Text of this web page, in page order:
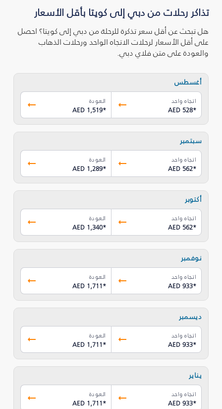
تذاكر رحلات من دبي إلى كويتا بأقل الأسعار
هل تبحث عن أقل سعر تذكرة للرحلة من دبي إلى كويتا؟ احصل
على أقل الأسعار لرحلات الاتجاه الواحد ورحلات الذهاب
والعودة على متن فلاي دبي.
أغسطس
اتجاه واحد
AED 528*
العودة
AED 1,519*
سبتمبر
اتجاه واحد
AED 562*
العودة
AED 1,289*
أكتوبر
اتجاه واحد
AED 562*
العودة
AED 1,340*
نوفمبر
اتجاه واحد
AED 933*
العودة
AED 1,711*
ديسمبر
اتجاه واحد
AED 933*
العودة
AED 1,711*
يناير
اتجاه واحد
AED 933*
العودة
AED 1,711*